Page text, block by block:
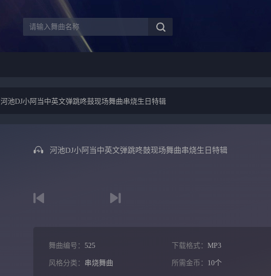
河池DJ小阿当中英文弹跳咚鼓现场舞曲串烧生日特辑
河池DJ小阿当中英文弹跳咚鼓现场舞曲串烧生日特辑
舞曲编号： 525 下载格式： MP3
风格分类： 串烧舞曲 所需金币： 10个